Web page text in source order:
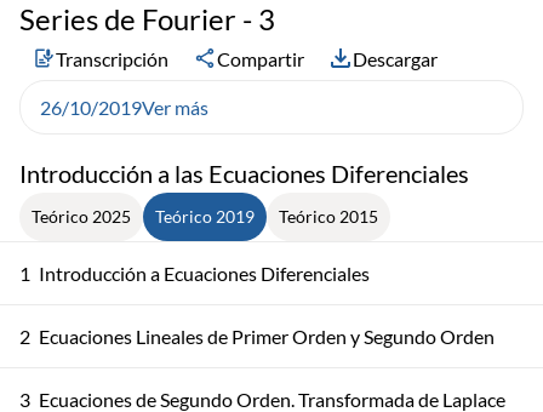
Introducción a las Ecuaciones Diferenciales
Teórico 2025 Teórico 2019 Teórico 2015
1 Introducción a Ecuaciones Diferenciales
2 Ecuaciones Lineales de Primer Orden y Segundo Orden
3 Ecuaciones de Segundo Orden. Transformada de Laplace
Series de Fourier - 3
Transcripción Compartir Descargar
26/10/2019Ver más